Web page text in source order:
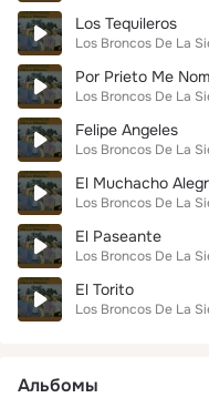
Los Tequileros
Los Broncos De La
Por Prieto Me
Los Broncos De La
Felipe Angeles
Los Broncos De La
El Muchacho
Los Broncos De La
El Paseante
Los Broncos De La
El Torito
Los Broncos De La
Альбомы